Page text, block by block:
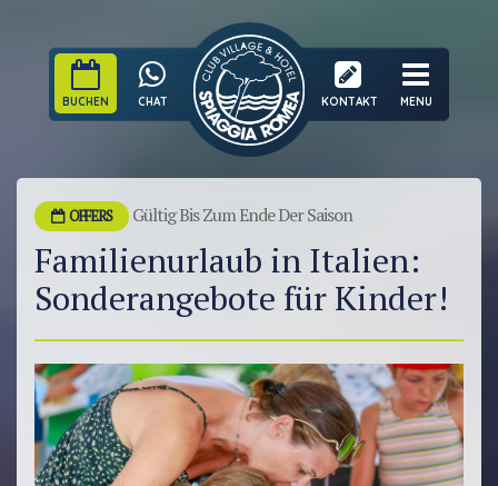
BUCHEN CHAT KONTAKT MENU
OFFERS Gültig Bis Zum Ende Der Saison
Familienurlaub in Italien:
Sonderangebote für Kinder!